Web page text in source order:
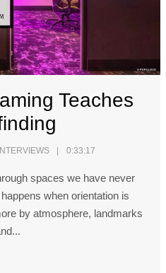
Teaches
0:33:17
spaces we have never
when orientation is
by atmosphere, landmarks